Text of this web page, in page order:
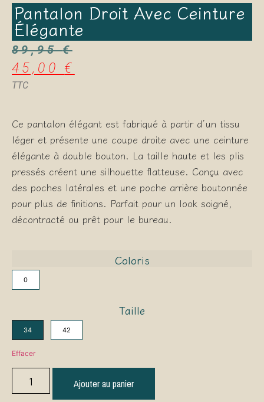
Pantalon Droit Avec Ceinture
Élégante
89,95€
45,00€
TTC
Ce pantalon élégant est fabriqué à partir d’un tissu
léger et présente une coupe droite avec une ceinture
élégante à double bouton. La taille haute et les plis
pressés créent une silhouette flatteuse. Conçu avec
des poches latérales et une poche arrière boutonnée
pour plus de finitions. Parfait pour un look soigné,
décontracté ou prêt pour le bureau.
Coloris
0
Taille
34 42
Effacer
Ajouter au panier